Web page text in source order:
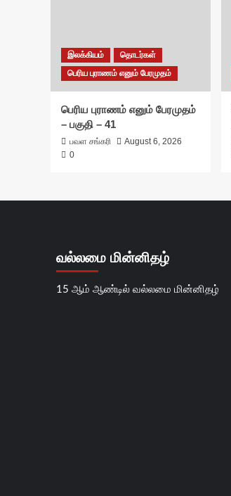
இலக்கியம்
தொடர்கள்
பெரிய புராணம் எனும் பேரமுதம்
பெரிய புராணம் எனும் பேரமுதம்
– பகுதி – 41
பவள சங்கரி
August 6, 2026
0
வல்லமை மின்னிதழ்
15 ஆம் ஆண்டில் வல்லமை மின்னிதழ்